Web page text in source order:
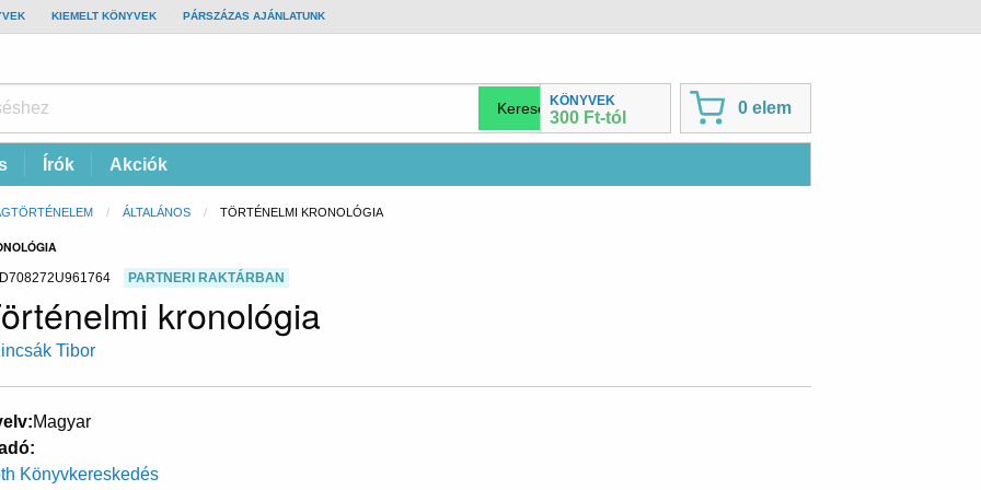
KIEMELT KÖNYVEK PÁRSZÁZAS AJÁNLATUNK
KÖNYVEK
300 Ft-tól
0 elem
Írók Akciók
ÁLTALÁNOS CURRENT:
TÖRTÉNELMI KRONOLÓGIA
PARTNERI RAKTÁRBAN
kronológia
Tibor
Magyar
Könyvkereskedés